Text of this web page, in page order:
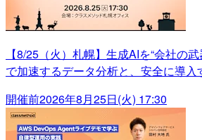
【8/25（火）札幌】生成AIを“会社の
で加速するデータ分析と、安全に導入
開催前2026年8月25日(火) 17:30